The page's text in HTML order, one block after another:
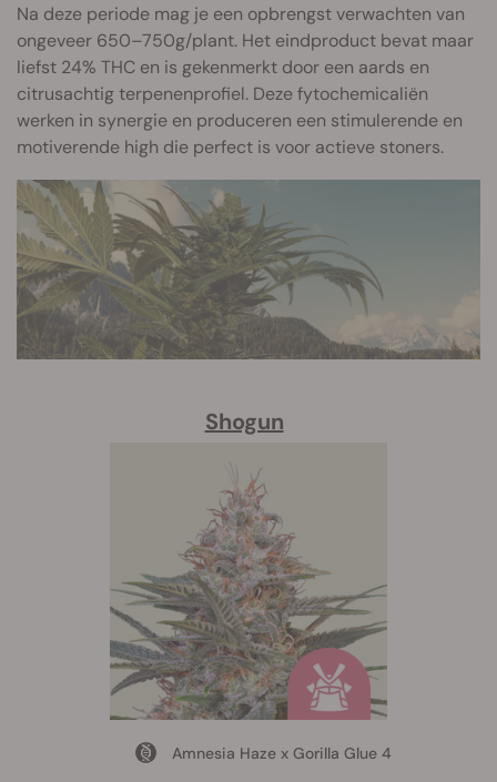
Na deze periode mag je een opbrengst verwachten van
ongeveer 650–750g/plant. Het eindproduct bevat maar
liefst 24% THC en is gekenmerkt door een aards en
citrusachtig terpenenprofiel. Deze fytochemicaliën
werken in synergie en produceren een stimulerende en
motiverende high die perfect is voor actieve stoners.
Shogun
Amnesia Haze x Gorilla Glue 4